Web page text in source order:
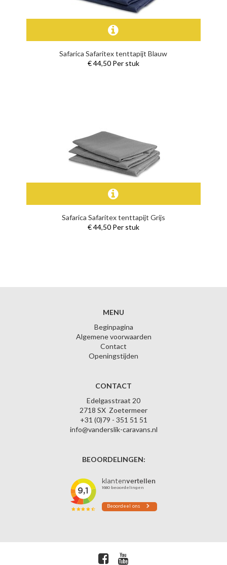
Safarica Safaritex tenttapijt Blauw
€ 44,50 Per stuk
Safarica Safaritex tenttapijt Grijs
€ 44,50 Per stuk
MENU
Beginpagina
Algemene voorwaarden
Contact
Openingstijden
CONTACT
Edelgasstraat 20
2718 SX Zoetermeer
+31 (0)79 - 351 51 51
info@vanderslik-caravans.nl
BEOORDELINGEN: